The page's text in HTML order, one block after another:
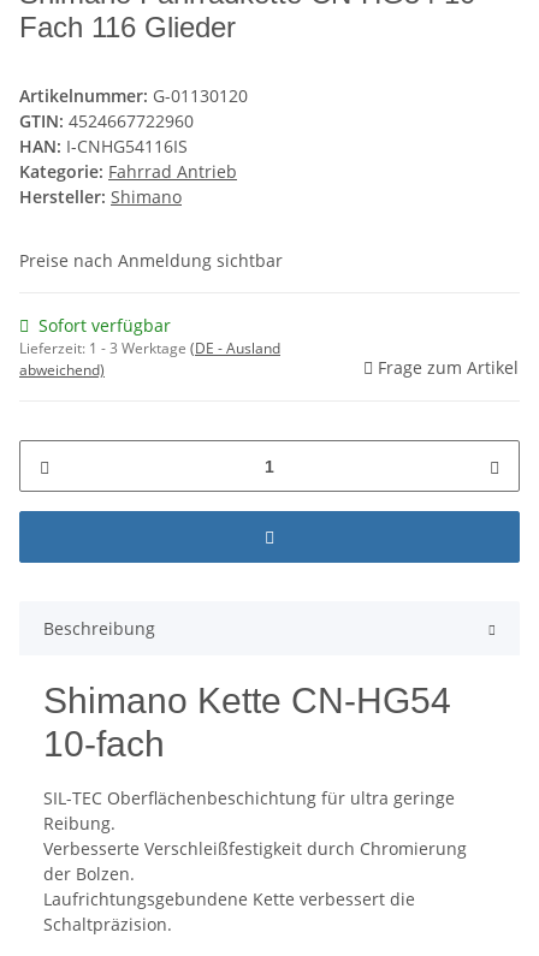
Fach 116 Glieder
Artikelnummer: G-01130120
GTIN: 4524667722960
HAN: I-CNHG54116IS
Kategorie: Fahrrad Antrieb
Hersteller: Shimano
Preise nach Anmeldung sichtbar
Sofort verfügbar
Lieferzeit: 1 - 3 Werktage (DE - Ausland
abweichend)
Frage zum Artikel
Beschreibung
Shimano Kette CN-HG54
10-fach
SIL-TEC Oberflächenbeschichtung für ultra geringe
Reibung.
Verbesserte Verschleißfestigkeit durch Chromierung
der Bolzen.
Laufrichtungsgebundene Kette verbessert die
Schaltpräzision.